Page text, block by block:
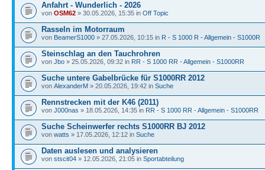
Anfahrt - Wunderlich - 2026
von OSM62 » 30.05.2026, 15:35 in Off Topic
Rasseln im Motorraum
von BeamerS1000 » 27.05.2026, 10:15 in R - S 1000 R - Allgemein - S1000R
Steinschlag an den Tauchrohren
von Jbo » 25.05.2026, 09:32 in RR - S 1000 RR - Allgemein - S1000RR
Suche untere Gabelbrücke für S1000RR 2012
von AlexanderM » 20.05.2026, 19:42 in Suche
Rennstrecken mit der K46 (2011)
von J000nas » 18.05.2026, 14:35 in RR - S 1000 RR - Allgemein - S1000RR
Suche Scheinwerfer rechts S1000RR BJ 2012
von watts » 17.05.2026, 12:12 in Suche
Daten auslesen und analysieren
von stscit04 » 12.05.2026, 21:05 in Sportabteilung